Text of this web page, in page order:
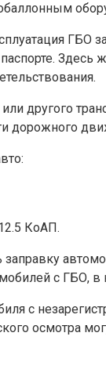
другого
дорожного
КоАП.
с ГБО, в
с
осмотра